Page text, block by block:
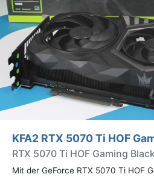
KFA2 RTX 5070 Ti HOF
RTX 5070 Ti HOF Gaming
Mit der GeForce RTX 5070 Ti HOF